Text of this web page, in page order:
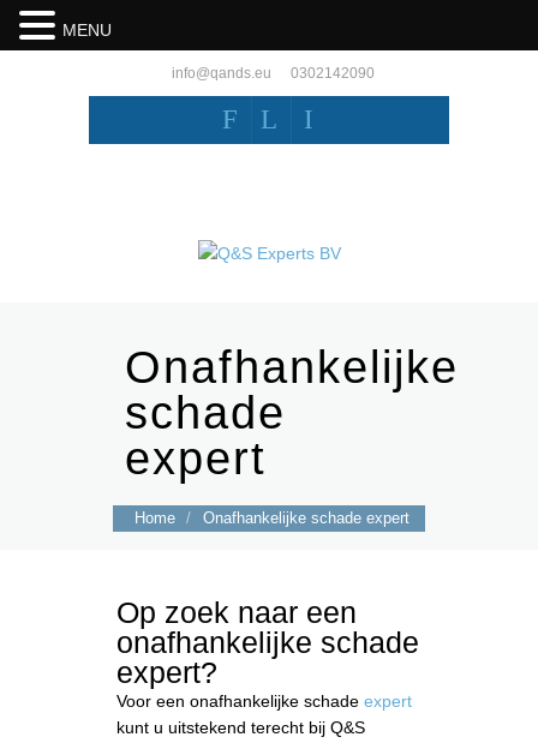
info@qands.eu 0302142090
F L I
Onafhankelijke
schade
expert
Home / Onafhankelijke schade expert
Op zoek naar een
onafhankelijke schade
expert?
Voor een onafhankelijke schade expert
kunt u uitstekend terecht bij Q&S
MENU